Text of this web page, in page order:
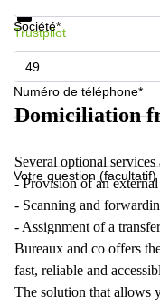
Société*
Numéro de téléphone*
Votre question (facultatif)
Trustpilot
Domiciliation
Several optional services
- Provision of an
- Scanning and
- Assignment of a
Bureaux and co offers
fast, reliable and
The solution that allows